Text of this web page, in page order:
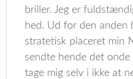
briller. Jeg er
hed. Ud for den anden
stratetisk placeret min
sendte hende det
tage mig selv i ikke at